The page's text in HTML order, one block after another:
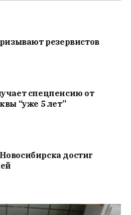
резервистов
спецпенсию от
“уже 5 лет”
достиг